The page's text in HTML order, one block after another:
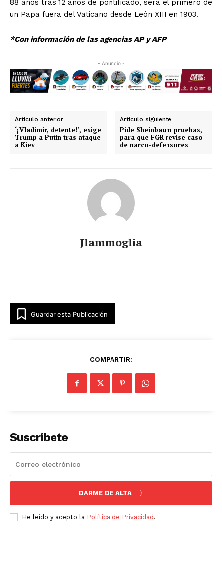
88 años tras 12 años de pontificado, será el primero de
un Papa fuera del Vaticano desde León XIII en 1903.
*Con información de las agencias AP y AFP
- Anuncio -
Artículo anterior
‘¡Vladimir, detente!’, exige
Trump a Putin tras ataque
a Kiev
Artículo siguiente
Pide Sheinbaum pruebas,
para que FGR revise caso
de narco-defensores
Jlammoglia
Guardar esta Publicación
COMPARTIR:
Suscríbete
DARME DE ALTA
He leído y acepto la Política de Privacidad .